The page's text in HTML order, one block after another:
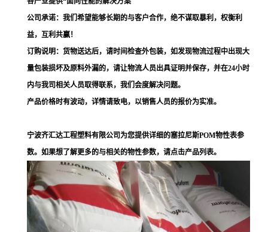
公司承诺：我们希望能够长期的与客户合作，绝不谋取暴利，权衡利
益，互利共赢！
订购说明：货物送达后，请时间检查外包装，如发现物流过程中出现大
量包装损坏及原料外漏的，请让物流人员出具证明并保存，并在24小时
内与我司相关人员取得联系，我们会度解决问题。
产品价格时有波动，详情请致电，以销售人员的报价为实准。
宁波齐汇达工程塑料有限公司为您提供详细的塞拉尼斯POM物性表参
数。如果想了解更多的与相关的物性参数，请点击产品列表。